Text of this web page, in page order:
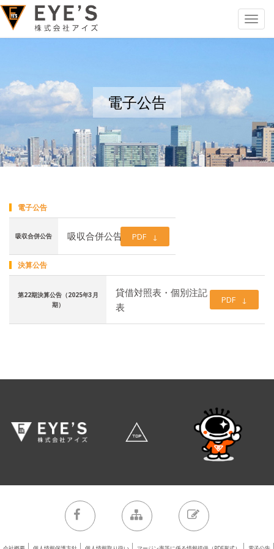
Toggle
電子公告
電子公告
吸収合併公告 吸収合併公告 (PDF 76KB)
PDF
決算公告
第22期決算公告（2025年3月
期）
貸借対照表・個別注記
表
(PDF 148KB)
PDF